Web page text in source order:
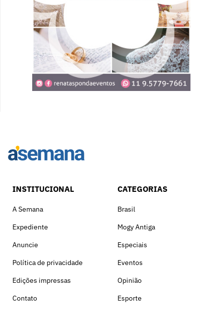
INSTITUCIONAL
A Semana
Expediente
Anuncie
Política de privacidade
Edições impressas
Contato
CATEGORIAS
Brasil
Mogy Antiga
Especiais
Eventos
Opinião
Esporte